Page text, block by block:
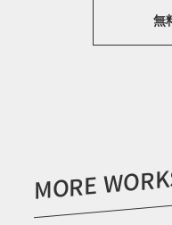
無
MORE